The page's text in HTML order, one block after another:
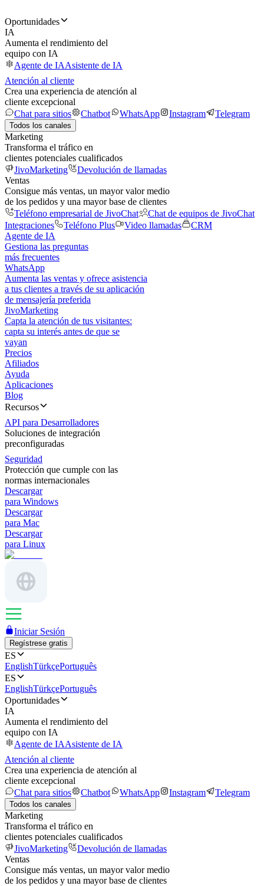
Oportunidades
IA
Aumenta el rendimiento del
equipo con IA
Agente de IAAsistente de IA
Atención al cliente
Crea una experiencia de atención al
cliente excepcional
Chat para sitios
Chatbot WhatsApp Instagram Telegram
Todos los canales
Marketing
Transforma el tráfico en
clientes potenciales cualificados
JivoMarketing
Devolución de llamadas
Ventas
Consigue más ventas, un mayor valor medio
de los pedidos y una mayor base de clientes
Teléfono empresarial de JivoChat
Chat de equipos de JivoChat
Integraciones
Teléfono Plus Video llamadas
CRM
Agente de IA
Gestiona las preguntas
más frecuentes
WhatsApp
Aumenta las ventas y ofrece asistencia
a tus clientes a través de su aplicación
de mensajería preferida
JivoMarketing
Capta la atención de tus visitantes:
capta su interés antes de que se
vayan
Precios
Afiliados
Ayuda
Aplicaciones
Blog
Recursos
API para Desarrolladores
Soluciones de integración
preconfiguradas
Seguridad
Protección que cumple con las
normas internacionales
Descargar
para Windows
Descargar
para Mac
Descargar
para Linux
Iniciar Sesión
Regístrese gratis
ES
EnglishTürkçePortuguês
ES
EnglishTürkçePortuguês
Oportunidades
IA
Aumenta el rendimiento del
equipo con IA
Agente de IAAsistente de IA
Atención al cliente
Crea una experiencia de atención al
cliente excepcional
Chat para sitios
Chatbot WhatsApp Instagram Telegram
Todos los canales
Marketing
Transforma el tráfico en
clientes potenciales cualificados
JivoMarketing
Devolución de llamadas
Ventas
Consigue más ventas, un mayor valor medio
de los pedidos y una mayor base de clientes